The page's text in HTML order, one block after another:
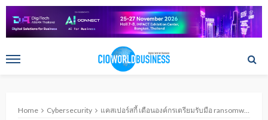
Home Cybersecurity แคสเปอร์สกี้ เตือนองค์กรเตรียมรับมือ ransomware 3.0